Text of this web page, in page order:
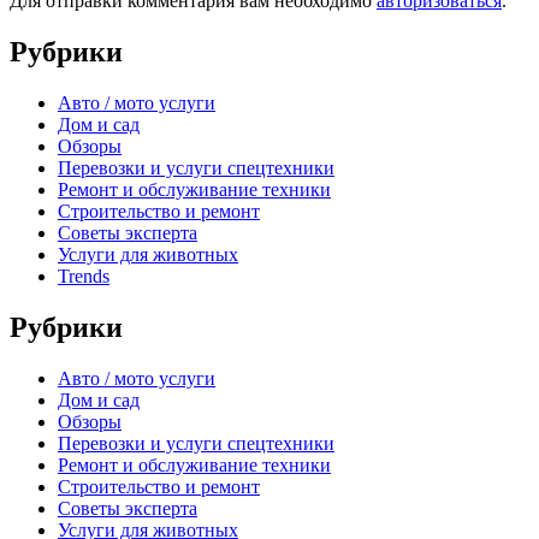
Рубрики
Авто / мото услуги
Дом и сад
Обзоры
Перевозки и услуги спецтехники
Ремонт и обслуживание техники
Строительство и ремонт
Советы эксперта
Услуги для животных
Trends
Рубрики
Авто / мото услуги
Дом и сад
Обзоры
Перевозки и услуги спецтехники
Ремонт и обслуживание техники
Строительство и ремонт
Советы эксперта
Услуги для животных